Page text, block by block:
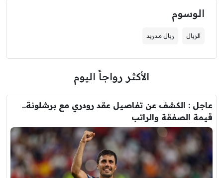
الوسوم
الريال ريال مدريد
الأكثر رواجاً اليوم
عاجل : الكشف عن تفاصيل عقد رودري مع برشلونة..
قيمة الصفقة والراتب